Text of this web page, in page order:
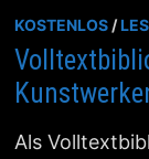
KOSTENLOS /
Als